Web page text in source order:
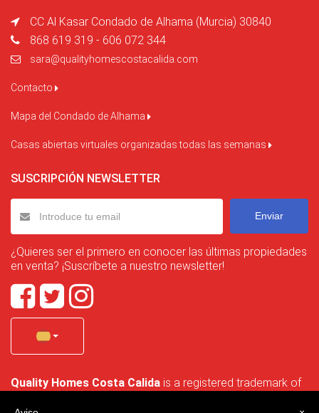
CC Al Kasar Condado de Alhama (Murcia) 30840
868 619 319 - 606 072 344
sara@qualityhomescostacalida.com
Contacto
Mapa del Condado de Alhama
Casas abiertas virtuales organizadas todas las semanas
SUSCRIPCIÓN NEWSLETTER
Enviar
¿Quieres ser el primero en conocer las últimas propiedades
en venta? ¡Suscríbete a nuestro newsletter!
Quality Homes Costa Calida is a registered trademark of